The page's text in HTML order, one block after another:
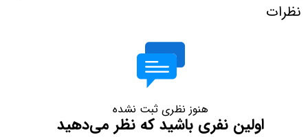
نظرات
هنوز نظری ثبت نشده
اولین نفری باشید که نظر می‌دهید